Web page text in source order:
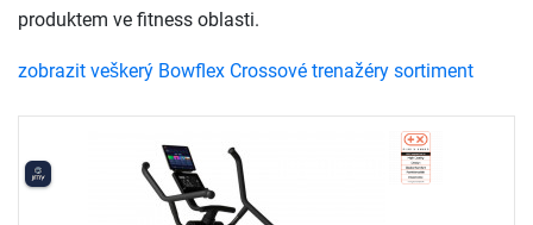
produktem ve fitness oblasti.
zobrazit veškerý Bowflex Crossové trenažéry sortiment